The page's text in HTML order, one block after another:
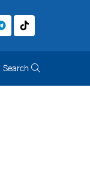
Search